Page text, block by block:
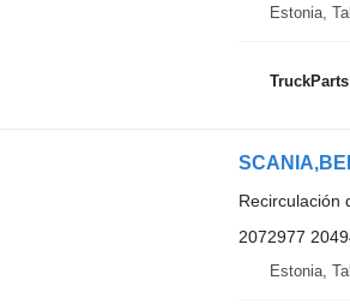
Estonia,
Recirculación
2072977
Estonia,